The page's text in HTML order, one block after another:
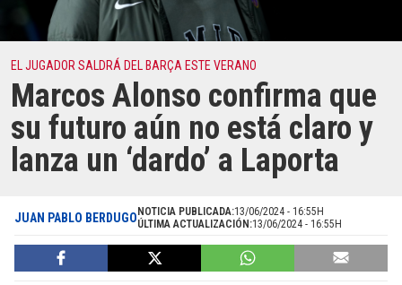
EL JUGADOR SALDRÁ DEL BARÇA ESTE VERANO
Marcos Alonso confirma que
su futuro aún no está claro y
lanza un ‘dardo’ a Laporta
JUAN PABLO BERDUGO NOTICIA PUBLICADA:13/06/2024 - 16:55H
ÚLTIMA ACTUALIZACIÓN:13/06/2024 - 16:55H